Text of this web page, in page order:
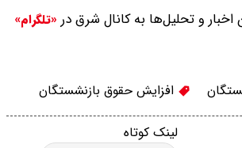
اخبار و تحلیل‌ها به کانال شرق در «تلگرام»
افزایش حقوق بازنشستگان
لینک کوتاه